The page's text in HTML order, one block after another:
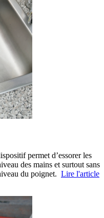
permet d’essorer les
des mains et surtout sans
du poignet. Lire l'article